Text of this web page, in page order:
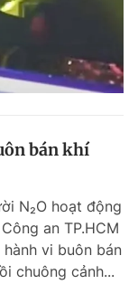
biết
bán khí
N₂O hoạt động
an TP.HCM
vi buôn bán
chuông cảnh...